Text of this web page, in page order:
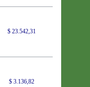
$ 23.542,31
$ 3.136,82